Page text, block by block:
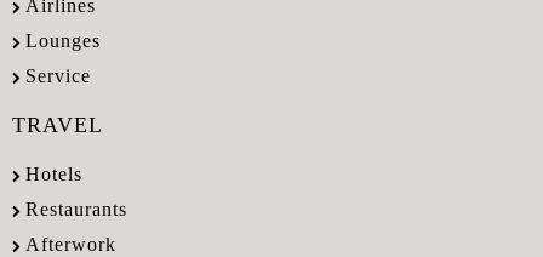
Airlines
Lounges
Service
TRAVEL
Hotels
Restaurants
Afterwork